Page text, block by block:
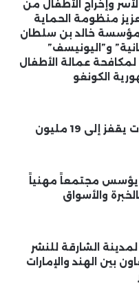
وإخراج الأطفال من
منظومة الحماية
خالد بن سلطان
و”اليونيسف”
عمالة الأطفال
الكونغو
إنفاق “بيت الخير” في دولة الامارات يقفز إلى 19 مليون
يؤسس مجتمعاً مهنياً
والأسواق
الشارقة للنشر
بين الهند والإمارات